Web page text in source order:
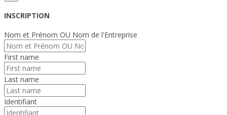
INSCRIPTION
Nom et Prénom OU Nom de l'Entreprise
First name
Last name
Identifiant